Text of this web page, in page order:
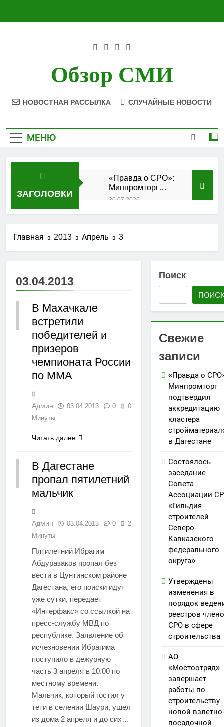
Обзор СМИ
НОВОСТНАЯ РАССЫЛКА СЛУЧАЙНЫЕ НОВОСТИ
МЕНЮ
ЗАГОЛОВКИ
«Правда о СРО»:
Минпромторг
подтвердил
кластера
в Дагестане
30.07.2026
«Гильдия
строителей
федерального
27.07.2026
изменения в
порядок ведения
реестров членов
АО «Мостоотряд»
строительству
посадочной
Вниманию членов
СРО! НОСТРОЙ
обеспечением
топливом
открыли набор
групп по
направлениям
«Я-ДИЗАЙНЕР»
05.07.2026
Главная 2013 Апрель 3
03.04.2013
ДАГЕСТАН
В Махачкале
встретили
победителей и
призеров
чемпионата России
по ММА
Админ 03.04.2013 0
0
Минуты
Читать далее
РЕГИОНЫ
В Дагестане
пропал пятилетний
мальчик
Админ 03.04.2013 0
2
Минуты
Пятилетний Ибрагим
Абдуразаков пропал без
вести в Цунтинском районе
Дагестана, его поиски идут
уже сутки, передает
«Интерфакс» со ссылкой на
пресс-службу МВД по
республике. Заявление об
исчезновении Ибрагима
поступило в дежурную
часть 3 апреля в 10.00 по
местному времени.
Мальчик, который гостил у
тети в селении Шаури, ушел
из дома 2 апреля и до сих…
Поиск
Свежие
записи
«Правда о
Минпромторг
подтвердил
аккредитацию
кластера
в Дагестане
Состоялось
заседание
Совета
Ассоциации
«Гильдия
строителей
Северо-
Кавказского
федерального
округа»
Утверждены
изменения в
порядок
реестров
СРО в сфере
строительства
АО
«Мостоотряд»
завершает
работы по
строительству
новой
посадочной